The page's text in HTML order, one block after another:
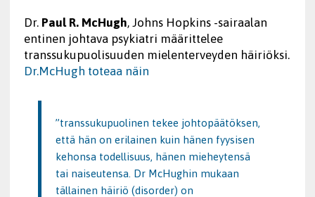
Dr. Paul R. McHugh, Johns Hopkins -sairaalan
entinen johtava psykiatri määrittelee
transsukupuolisuuden mielenterveyden häiriöksi.
Dr.McHugh toteaa näin
”transsukupuolinen tekee johtopäätöksen,
että hän on erilainen kuin hänen fyysisen
kehonsa todellisuus, hänen mieheytensä
tai naiseutensa. Dr McHughin mukaan
tällainen häiriö (disorder) on